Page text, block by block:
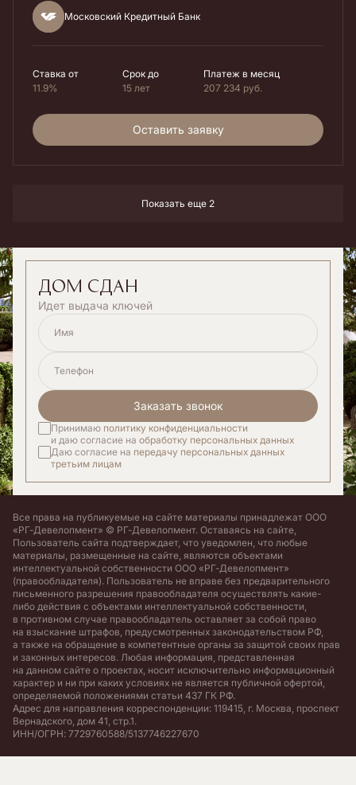
Московский Кредитный Банк
Ставка от
11.9%
Срок до
15 лет
Платеж в месяц
207 234 руб.
Оставить заявку
Показать еще 2
дом сдан
Идет выдача ключей
Имя
Телефон
Заказать звонок
Принимаю политику конфиденциальности
и даю согласие на обработку персональных данных
Даю согласие на передачу персональных данных
третьим лицам
Все права на публикуемые на сайте материалы принадлежат ООО
«РГ-Девелопмент» © РГ-Девелопмент. Оставаясь на сайте,
Пользователь сайта подтверждает, что уведомлен, что любые
материалы, размещенные на сайте, являются объектами
интеллектуальной собственности ООО «РГ-Девелопмент»
(правообладателя). Пользователь не вправе без предварительного
письменного разрешения правообладателя осуществлять какие-
либо действия с объектами интеллектуальной собственности,
в противном случае правообладатель оставляет за собой право
на взыскание штрафов, предусмотренных законодательством РФ,
а также на обращение в компетентные органы за защитой своих прав
и законных интересов. Любая информация, представленная
на данном сайте о проектах, носит исключительно информационный
характер и ни при каких условиях не является публичной офертой,
определяемой положениями статьи 437 ГК РФ.
Адрес для направления корреспонденции: 119415, г. Москва, проспект
Вернадского, дом 41, стр.1.
ИНН/ОГРН: 7729760588/5137746227670